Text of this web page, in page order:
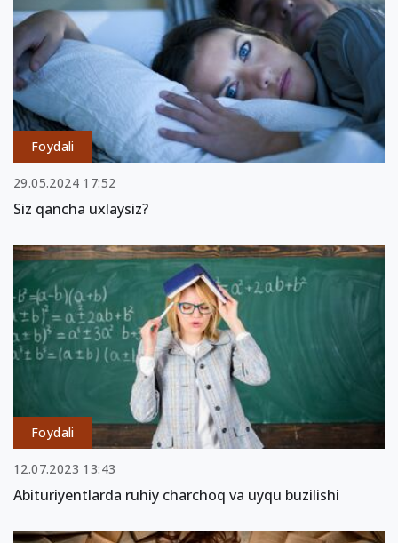
Foydali
29.05.2024 17:52
Siz qancha uxlaysiz?
Foydali
12.07.2023 13:43
Abituriyentlarda ruhiy charchoq va uyqu buzilishi